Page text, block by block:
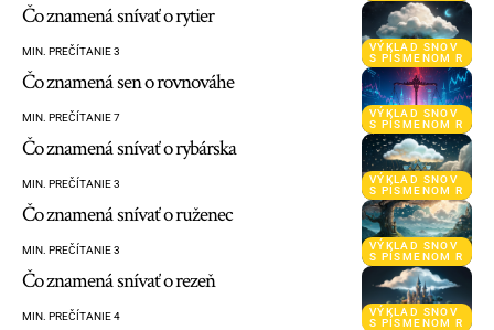
VÝKLAD SNOV
S PÍSMENOM R
Čo znamená snívať o rytier
MIN. PREČÍTANIE 3
VÝKLAD SNOV
S PÍSMENOM R
Čo znamená sen o rovnováhe
MIN. PREČÍTANIE 7
VÝKLAD SNOV
S PÍSMENOM R
Čo znamená snívať o rybárska
MIN. PREČÍTANIE 3
VÝKLAD SNOV
S PÍSMENOM R
Čo znamená snívať o ruženec
MIN. PREČÍTANIE 3
VÝKLAD SNOV
S PÍSMENOM R
Čo znamená snívať o rezeň
MIN. PREČÍTANIE 4